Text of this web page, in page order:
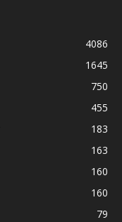
4086
1645
750
455
183
163
160
160
79